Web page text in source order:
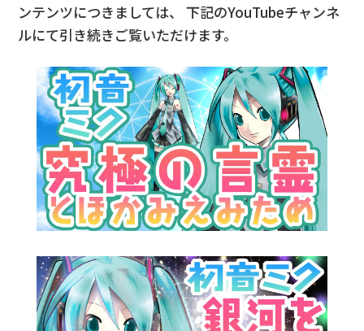
ンテンツにつきましては、
下記のYouTubeチャンネ
ルにて引き続きご覧いただけます。